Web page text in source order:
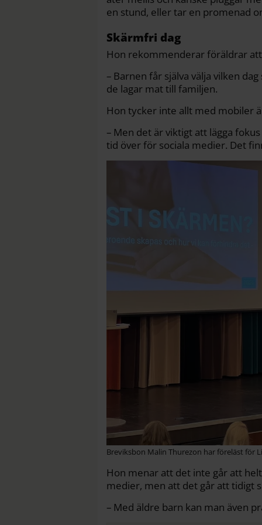
en stund, eller tar en promenad
Skärmfri dag
Hon rekommenderar föräldrar
– Barnen får själva välja vilken
de lagar mat till familjen.
Hon tycker inte allt med mobiler
– Men det är viktigt att lägga
tid över för sociala medier. Det
Breviksbon Malin Thurezon har föreläst för
Hon menar att det inte går att
medier, men att det går att tidigt
– Med äldre barn kan man även